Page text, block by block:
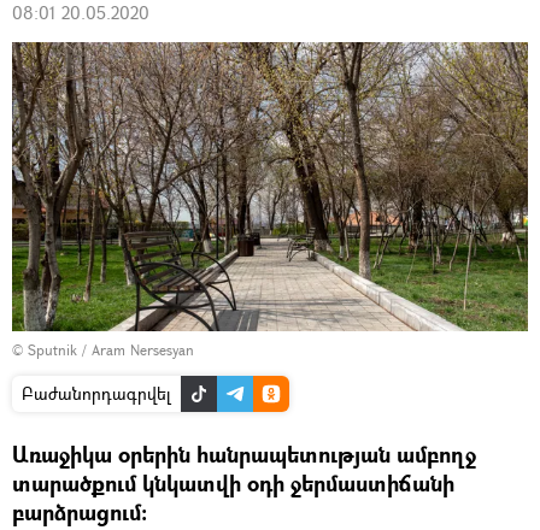
08:01 20.05.2020
© Sputnik / Aram Nersesyan
Բաժանորդագրվել
Առաջիկա օրերին հանրապետության ամբողջ
տարածքում կնկատվի օդի ջերմաստիճանի
բարձրացում։